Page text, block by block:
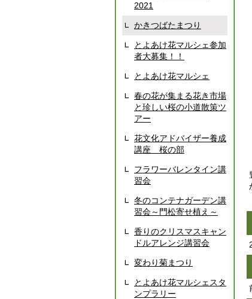
2021
かきつばたまつり
とよあけ花マルシェ参加
者大募集！！
とよあけ花マルシェ
春の花が集まる花き市場
と珍しい桜の小道散策ツ
アー
花文化アドバイザー養成
講座 桜の部
フラワーバレンタイン講
習会
冬のコンテナガーデン講
習会～門松寄せ植え～
香りのクリスマスキャン
ドルアレンジ講習会
変わり菊まつり
とよあけ花マルシェスタ
ンプラリー